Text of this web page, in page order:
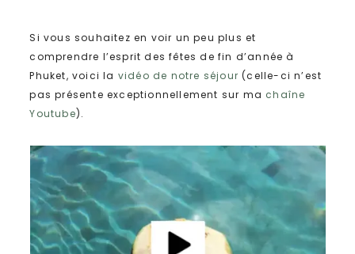
Si vous souhaitez en voir un peu plus et
comprendre l’esprit des fêtes de fin d’année à
Phuket, voici la vidéo de notre séjour (celle-ci n’est
pas présente exceptionnellement sur ma chaîne
Youtube).